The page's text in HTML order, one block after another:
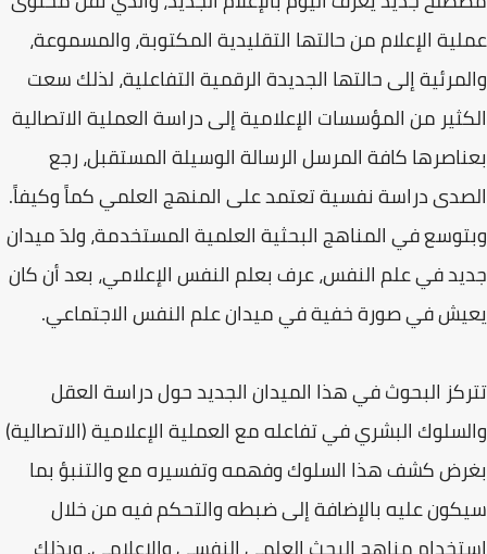
عملية الإعلام من حالتها التقليدية المكتوبة، والمسموعة،
والمرئية إلى حالتها الجديدة الرقمية التفاعلية، لذلك سعت
الكثير من المؤسسات الإعلامية إلى دراسة العملية الاتصالية
بعناصرها كافة المرسل الرسالة الوسيلة المستقبل، رجع
الصدى دراسة نفسية تعتمد على المنهج العلمي كماً وكيفاً.
وبتوسع في المناهج البحثية العلمية المستخدمة، ولدَ ميدان
جديد في علم النفس، عرف بعلم النفس الإعلامي، بعد أن كان
يعيش في صورة خفية في ميدان علم النفس الاجتماعي.
تتركز البحوث في هذا الميدان الجديد حول دراسة العقل
والسلوك البشري في تفاعله مع العملية الإعلامية (الاتصالية)
بغرض كشف هذا السلوك وفهمه وتفسيره مع والتنبؤ بما
سيكون عليه بالإضافة إلى ضبطه والتحكم فيه من خلال